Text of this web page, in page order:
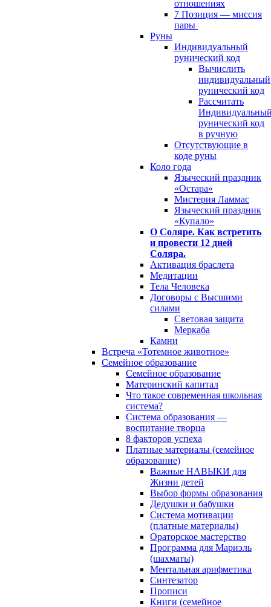
отношениях
7 Позиция — миссия
пары
Руны
Индивидуальный
рунический код
Вычислить
индивидуальный
рунический код
Рассчитать
рунический код
в ручную
Отсутствующие в
коде руны
Коло года
Языческий праздник
«Остара»
Мистерия Ламмас
Языческий праздник
«Купало»
О Соляре. Как встретить
и провести 12 дней
Соляра.
Активация браслета
Медитации
Тела Человека
Договоры с Высшими
силами
Световая защита
Меркаба
Камни
Встреча «Тотемное животное»
Семейное образование
Семейное образование
Материнский капитал
Что такое современная школьная
система?
Система образования —
воспитание творца
8 факторов успеха
Платные материалы (семейное
образование)
Важные НАВЫКИ для
Жизни детей
Выбор формы образования
Дедушки и бабушки
Система мотивации
(платные материалы)
Ораторское мастерство
Программа для Мариэль
(шахматы)
Ментальная арифметика
Синтезатор
Прописи
Книги (семейное